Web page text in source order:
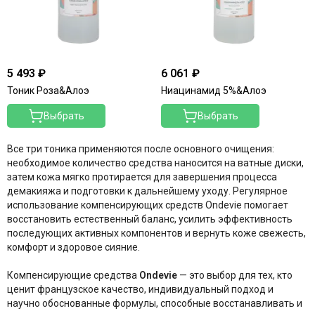
Mesopharm Professional
Obagi
Ondevie
Peel Medical
Phytoceane
Resedaodor
Reviderm
Rhea
Shiki No Nagomi
Skeyndor
Skincouture
Skinosophy
Skin Resist
Skintellectual Solutions
Tegoder
5 493 ₽
Тоник Роза&Алоэ
Выбрать
6 061 ₽
Ниацинамид 5%&Алоэ
Выбрать
Все три тоника применяются после основного очищения:
необходимое количество средства наносится на ватные диски,
затем кожа мягко протирается для завершения процесса
демакияжа и подготовки к дальнейшему уходу. Регулярное
использование компенсирующих средств Ondevie помогает
восстановить естественный баланс, усилить эффективность
последующих активных компонентов и вернуть коже свежесть,
комфорт и здоровое сияние.
Компенсирующие средства Ondevie — это выбор для тех, кто
ценит французское качество, индивидуальный подход и
научно обоснованные формулы, способные восстанавливать и